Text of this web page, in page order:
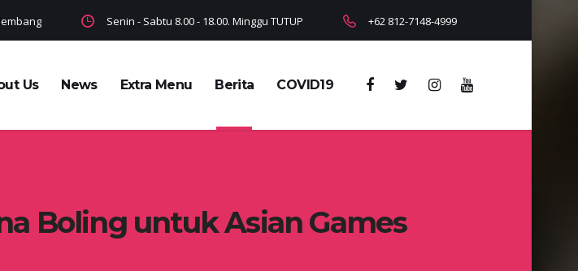
Senin - Sabtu 8.00 - 18.00. Minggu TUTUP +62 812-7148-4999
Us News Extra Menu Berita COVID19
Boling untuk Asian Games